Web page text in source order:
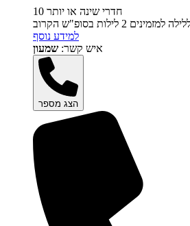
10 חדרי שינה או יותר
למידע נוסף
איש קשר: שמעון
הצג מספר